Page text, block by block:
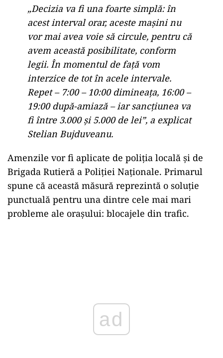
„Decizia va fi una foarte simplă: în
acest interval orar, aceste mașini nu
vor mai avea voie să circule, pentru că
avem această posibilitate, conform
legii. În momentul de față vom
interzice de tot în acele intervale.
Repet – 7:00 – 10:00 dimineața, 16:00 –
19:00 după-amiază – iar sancțiunea va
fi între 3.000 și 5.000 de lei”, a explicat
Stelian Bujduveanu.
Amenzile vor fi aplicate de poliția locală și de
Brigada Rutieră a Poliției Naționale. Primarul
spune că această măsură reprezintă o soluție
punctuală pentru una dintre cele mai mari
probleme ale orașului: blocajele din trafic.
ad